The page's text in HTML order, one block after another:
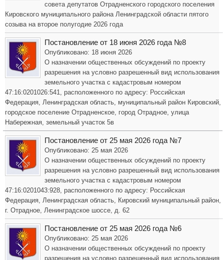
совета депутатов Отрадненского городского поселения
Кировского муниципального района Ленинградской области пятого
созыва на второе полугодие 2026 года
Постановление от 18 июня 2026 года №8
Опубликовано: 18 июня 2026
О назначении общественных обсуждений по проекту
разрешения на условно разрешенный вид использования
земельного участка с кадастровым номером
47:16:0201026:541, расположенного по адресу: Российская
Федерация, Ленинградская область, муниципальный район Кировский,
городское поселение Отрадненское, город Отрадное, улица
Набережная, земельный участок 5в
Постановление от 25 мая 2026 года №7
Опубликовано: 25 мая 2026
О назначении общественных обсуждений по проекту
разрешения на условно разрешенный вид использования
земельного участка с кадастровым номером
47:16:0201043:928, расположенного по адресу: Российская
Федерация, Ленинградская область, Кировский муниципальный район,
г. Отрадное, Ленинградское шоссе, д. 62
Постановление от 25 мая 2026 года №6
Опубликовано: 25 мая 2026
О назначении общественных обсуждений по проекту
разрешения на условно разрешенный вид использования